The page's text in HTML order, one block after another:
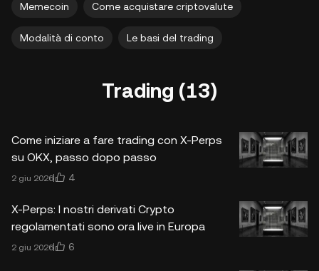
Memecoin Come acquistare criptovalute
Modalità di conto Le basi del trading
Trading (13)
Come iniziare a fare trading con X-Perps
su OKX, passo dopo passo
2 giu 2026 4
X-Perps: I nostri derivati ​​Crypto
regolamentati sono ora live in ​​Europa
2 giu 2026 6